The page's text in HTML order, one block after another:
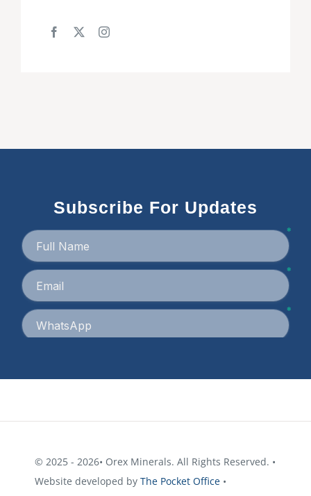
Subscribe For Updates
© 2025 - 2026• Orex Minerals. All Rights Reserved. •
Website developed by The Pocket Office•